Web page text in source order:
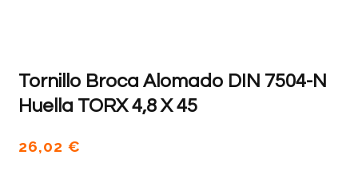
Tornillo Broca Alomado DIN 7504-N
Huella TORX 4,8 X 45
26,02€